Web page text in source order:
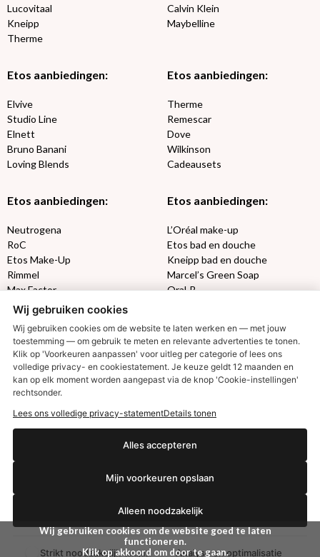
Lucovitaal
Kneipp
Therme
Calvin Klein
Maybelline
Etos aanbiedingen:
Elvive
Studio Line
Elnett
Bruno Banani
Loving Blends
Etos aanbiedingen:
Therme
Remescar
Dove
Wilkinson
Cadeausets
Etos aanbiedingen:
Neutrogena
RoC
Etos Make-Up
Rimmel
Max Factor
Etos aanbiedingen:
L’Oréal make-up
Etos bad en douche
Kneipp bad en douche
Marcel’s Green Soap
Oral-B
Etos aanbiedingen:
Aussie
Gillette
Gezichtsverzorging
Syoss
DETOXEN
Always
Libresse
Gliss Kur
Etos billendoekjes
VISION SUN
Zwitsal SUNWij gebruiken cookies om de website goed te laten
functioneren.
Klik op akkoord om door te gaan.
Wij gebruiken cookies
Wij gebruiken cookies om de website te laten werken en — met jouw
toestemming — om gebruik te meten en relevante advertenties te tonen.
Klik op 'Voorkeuren aanpassen' voor uitleg per categorie of lees ons
volledige privacy- en cookiestatement. Je keuze geldt 12 maanden en
kan op elk moment worden aangepast via de knop 'Cookie-instellingen'
rechtsonder.
Lees ons volledige privacy-statementDetails tonen
Alles accepteren
Mijn voorkeuren opslaan
Alleen noodzakelijk
Strikt noodzakelijk(altijd) Analyse en optimalisatie
€2,50 korting?
Nee dankjewel